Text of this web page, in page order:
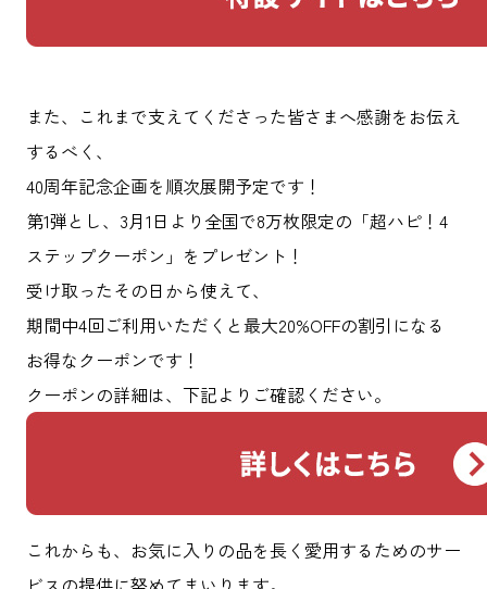
また、これまで支えてくださった皆さまへ感謝をお伝え
するべく、
40周年記念企画を順次展開予定です！
第1弾とし、3月1日より全国で8万枚限定の「超ハピ！4
ステップクーポン」をプレゼント！
受け取ったその日から使えて、
期間中4回ご利用いただくと最大20%OFFの割引になる
お得なクーポンです！
クーポンの詳細は、下記よりご確認ください。
これからも、お気に入りの品を長く愛用するためのサー